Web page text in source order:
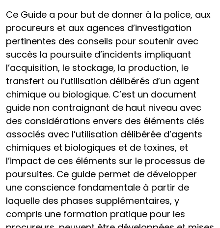
Ce Guide a pour but de donner à la police, aux
procureurs et aux agences d’investigation
pertinentes des conseils pour soutenir avec
succès la poursuite d’incidents impliquant
l’acquisition, le stockage, la production, le
transfert ou l’utilisation délibérés d’un agent
chimique ou biologique. C’est un document
guide non contraignant de haut niveau avec
des considérations envers des éléments clés
associés avec l’utilisation délibérée d’agents
chimiques et biologiques et de toxines, et
l’impact de ces éléments sur le processus de
poursuites. Ce guide permet de développer
une conscience fondamentale à partir de
laquelle des phases supplémentaires, y
compris une formation pratique pour les